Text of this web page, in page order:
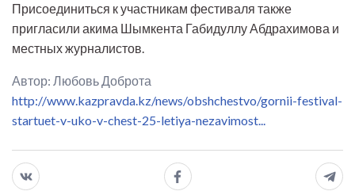
Присоединиться к участникам фестиваля также
пригласили акима Шымкента Габидуллу Абдрахимова и
местных журналистов.
Автор: Любовь Доброта
http://www.kazpravda.kz/news/obshchestvo/gornii-festival-
startuet-v-uko-v-chest-25-letiya-nezavimost...